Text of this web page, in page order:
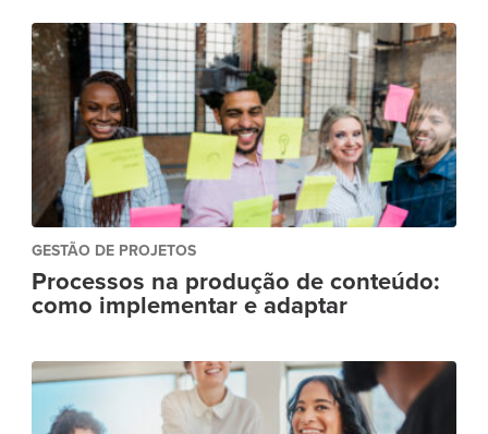
GESTÃO DE PROJETOS
Processos na produção de conteúdo:
como implementar e adaptar